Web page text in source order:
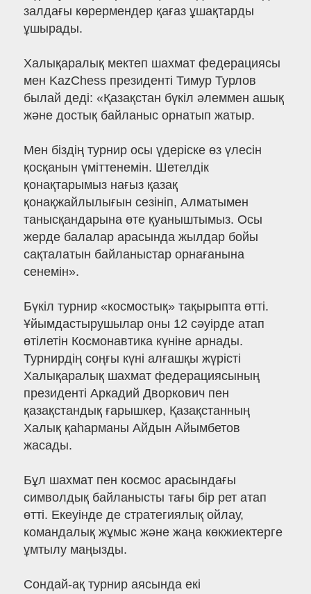
залдағы көрермендер қағаз ұшақтарды
ұшырады.
Халықаралық мектеп шахмат федерациясы
мен KazChess президенті Тимур Турлов
былай деді: «Қазақстан бүкіл әлеммен ашық
және достық байланыс орнатып жатыр.
Мен біздің турнир осы үдеріске өз үлесін
қосқанын үміттенемін. Шетелдік
қонақтарымыз нағыз қазақ
қонақжайлылығын сезініп, Алматымен
танысқандарына өте қуаныштымыз. Осы
жерде балалар арасында жылдар бойы
сақталатын байланыстар орнағанына
сенемін».
Бүкіл турнир «космостық» тақырыпта өтті.
Ұйымдастырушылар оны 12 сәуірде атап
өтілетін Космонавтика күніне арнады.
Турнирдің соңғы күні алғашқы жүрісті
Халықаралық шахмат федерациясының
президенті Аркадий Дворкович пен
қазақстандық ғарышкер, Қазақстанның
Халық қаһарманы Айдын Айымбетов
жасады.
Бұл шахмат пен космос арасындағы
символдық байланысты тағы бір рет атап
өтті. Екеуінде де стратегиялық ойлау,
командалық жұмыс және жаңа көкжиектерге
ұмтылу маңызды.
Сондай-ақ турнир аясында екі